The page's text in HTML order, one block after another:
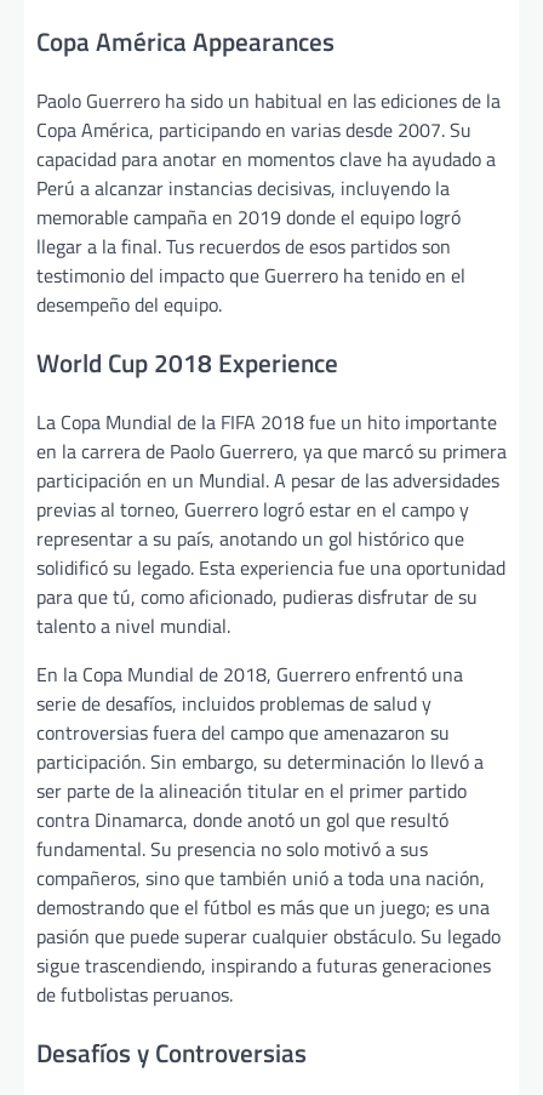
Copa América Appearances
Paolo Guerrero ha sido un habitual en las ediciones de la
Copa América, participando en varias desde 2007. Su
capacidad para anotar en momentos clave ha ayudado a
Perú a alcanzar instancias decisivas, incluyendo la
memorable campaña en 2019 donde el equipo logró
llegar a la final. Tus recuerdos de esos partidos son
testimonio del impacto que Guerrero ha tenido en el
desempeño del equipo.
World Cup 2018 Experience
La Copa Mundial de la FIFA 2018 fue un hito importante
en la carrera de Paolo Guerrero, ya que marcó su primera
participación en un Mundial. A pesar de las adversidades
previas al torneo, Guerrero logró estar en el campo y
representar a su país, anotando un gol histórico que
solidificó su legado. Esta experiencia fue una oportunidad
para que tú, como aficionado, pudieras disfrutar de su
talento a nivel mundial.
En la Copa Mundial de 2018, Guerrero enfrentó una
serie de desafíos, incluidos problemas de salud y
controversias fuera del campo que amenazaron su
participación. Sin embargo, su determinación lo llevó a
ser parte de la alineación titular en el primer partido
contra Dinamarca, donde anotó un gol que resultó
fundamental. Su presencia no solo motivó a sus
compañeros, sino que también unió a toda una nación,
demostrando que el fútbol es más que un juego; es una
pasión que puede superar cualquier obstáculo. Su legado
sigue trascendiendo, inspirando a futuras generaciones
de futbolistas peruanos.
Desafíos y Controversias